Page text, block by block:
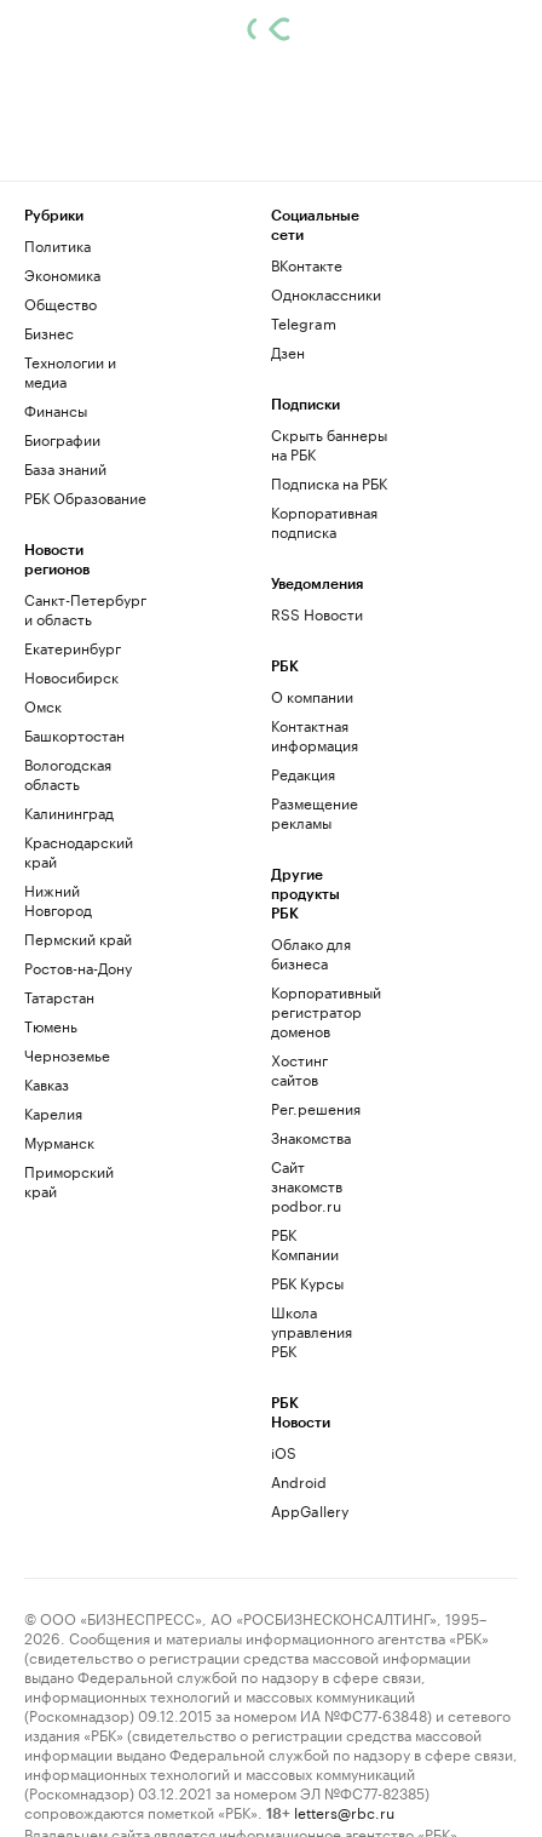
Рубрики
Политика
Экономика
Общество
Бизнес
Технологии и
медиа
Финансы
Биографии
База знаний
РБК Образование
Новости
регионов
Санкт-Петербург
и область
Екатеринбург
Новосибирск
Омск
Башкортостан
Вологодская
область
Калининград
Краснодарский
край
Нижний
Новгород
Пермский край
Ростов-на-Дону
Татарстан
Тюмень
Черноземье
Кавказ
Карелия
Мурманск
Приморский
край
Социальные
сети
ВКонтакте
Одноклассники
Telegram
Дзен
Подписки
Скрыть баннеры
на РБК
Подписка на РБК
Корпоративная
подписка
Уведомления
RSS Новости
РБК
О компании
Контактная
информация
Редакция
Размещение
рекламы
Другие
продукты
РБК
Облако для
бизнеса
Корпоративный
регистратор
доменов
Хостинг
сайтов
Рег.решения
Знакомства
Сайт
знакомств
podbor.ru
РБК
Компании
РБК Курсы
Школа
управления
РБК
РБК
Новости
iOS
Android
AppGallery
© ООО «БИЗНЕСПРЕСС», АО «РОСБИЗНЕСКОНСАЛТИНГ», 1995–
2026. Сообщения и материалы информационного агентства «РБК»
(свидетельство о регистрации средства массовой информации
выдано Федеральной службой по надзору в сфере связи,
информационных технологий и массовых коммуникаций
(Роскомнадзор) 09.12.2015 за номером ИА №ФС77-63848) и сетевого
издания «РБК» (свидетельство о регистрации средства массовой
информации выдано Федеральной службой по надзору в сфере связи,
информационных технологий и массовых коммуникаций
(Роскомнадзор) 03.12.2021 за номером ЭЛ №ФС77-82385)
сопровождаются пометкой «РБК».
18+ letters@rbc.ru